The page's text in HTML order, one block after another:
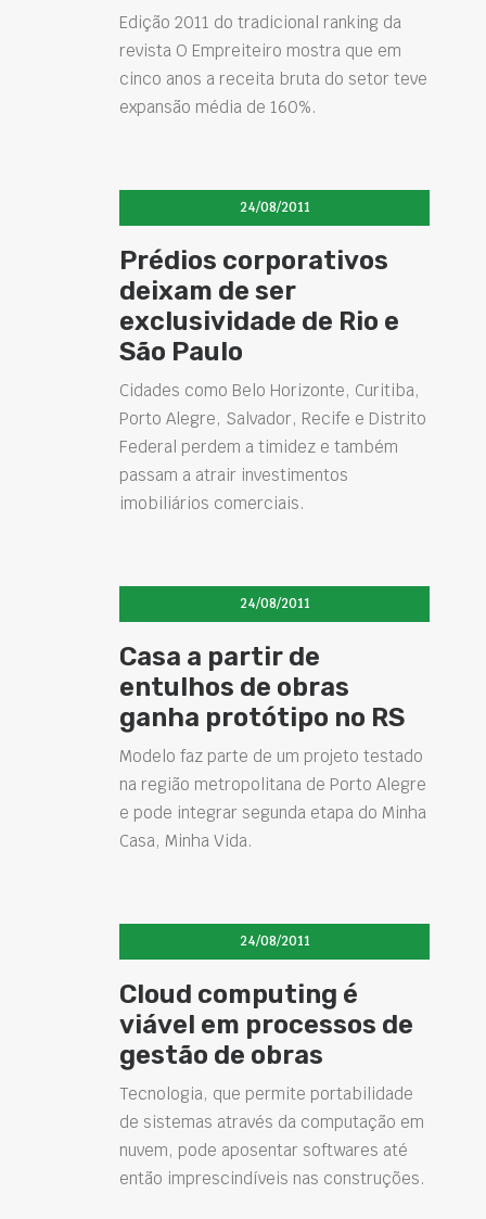
Edição 2011 do tradicional ranking da
revista O Empreiteiro mostra que em
cinco anos a receita bruta do setor teve
expansão média de 160%.
24/08/2011
Prédios corporativos
deixam de ser
exclusividade de Rio e
São Paulo
Cidades como Belo Horizonte, Curitiba,
Porto Alegre, Salvador, Recife e Distrito
Federal perdem a timidez e também
passam a atrair investimentos
imobiliários comerciais.
24/08/2011
Casa a partir de
entulhos de obras
ganha protótipo no RS
Modelo faz parte de um projeto testado
na região metropolitana de Porto Alegre
e pode integrar segunda etapa do Minha
Casa, Minha Vida.
24/08/2011
Cloud computing é
viável em processos de
gestão de obras
Tecnologia, que permite portabilidade
de sistemas através da computação em
nuvem, pode aposentar softwares até
então imprescindíveis nas construções.